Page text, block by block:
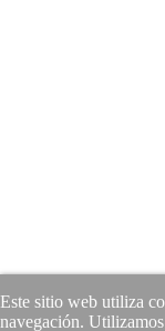
Este sitio web utiliza
navegación.